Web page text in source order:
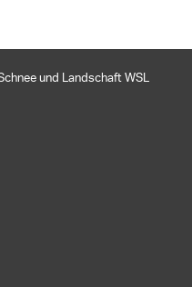
und Landschaft WSL